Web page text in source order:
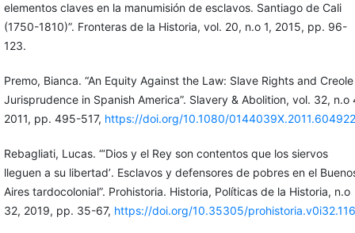
elementos claves en la manumisión de esclavos. Santiago de Cali
(1750-1810)”. Fronteras de la Historia, vol. 20, n.o 1, 2015, pp. 96-
123.
Premo, Bianca. “An Equity Against the Law: Slave Rights and Creole
Jurisprudence in Spanish America”. Slavery & Abolition, vol. 32, n.o
2011, pp. 495-517, https://doi.org/10.1080/0144039X.2011.604922
Rebagliati, Lucas. “‘Dios y el Rey son contentos que los siervos
lleguen a su libertadʼ. Esclavos y defensores de pobres en el
Aires tardocolonial”. Prohistoria. Historia, Políticas de la Historia, n.o
32, 2019, pp. 35-67, https://doi.org/10.35305/